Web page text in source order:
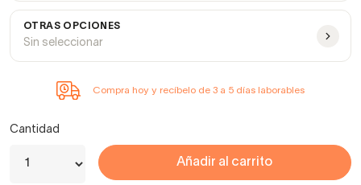
OTRAS OPCIONES
Sin seleccionar
Compra hoy y recíbelo de 3 a 5 días laborables
Cantidad
Añadir al carrito